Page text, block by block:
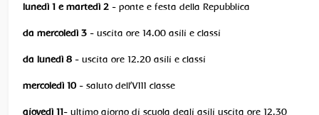
lunedì 1 e martedì 2 - ponte e festa della Repubblica
da mercoledì 3 - uscita ore 14.00 asili e classi
da lunedì 8 - uscita ore 12.20 asili e classi
mercoledì 10 - saluto dell’VIII classe
giovedì 11 - ultimo giorno di scuola degli asili uscita ore 12.30